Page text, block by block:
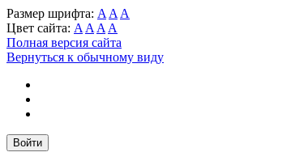
Размер шрифта: A A A
Цвет сайта: A A A A
Полная версия сайта
Вернуться к обычному виду
Войти